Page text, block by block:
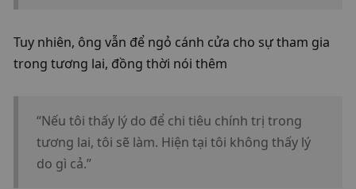
Tuy nhiên, ông vẫn để ngỏ cánh cửa cho sự tham gia
trong tương lai, đồng thời nói thêm
“Nếu tôi thấy lý do để chi tiêu chính trị trong
tương lai, tôi sẽ làm. Hiện tại tôi không thấy lý
do gì cả.”